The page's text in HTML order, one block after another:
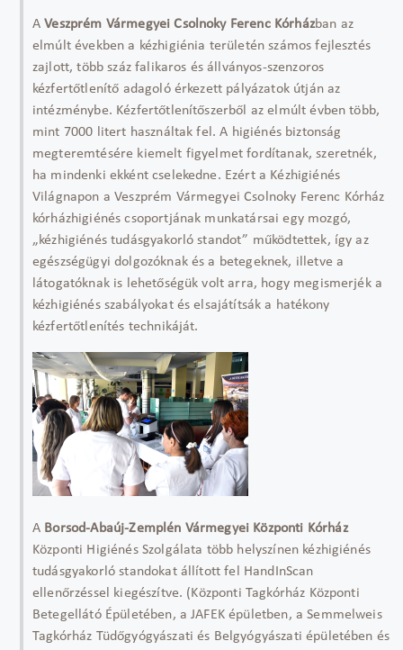
AVeszprém Vármegyei Csolnoky Ferenc Kórházban az
elmúlt években a kézhigiénia területén számos fejlesztés
zajlott, több száz falikaros és állványos-szenzoros
kézfertőtlenítő adagoló érkezett pályázatok útján az
intézménybe. Kézfertőtlenítőszerből az elmúlt évben több,
mint 7000 litert használtak fel. A higiénés biztonság
megteremtésére kiemelt figyelmet fordítanak, szeretnék,
ha mindenki ekként cselekedne. Ezért a Kézhigiénés
Világnapon a Veszprém Vármegyei Csolnoky Ferenc Kórház
kórházhigiénés csoportjának munkatársai egy mozgó,
„kézhigiénés tudásgyakorló standot” működtettek, így az
egészségügyi dolgozóknak és a betegeknek, illetve a
látogatóknak is lehetőségük volt arra, hogy megismerjék a
kézhigiénés szabályokat és elsajátítsák a hatékony
kézfertőtlenítés technikáját.
A Borsod-Abaúj-Zemplén Vármegyei Központi Kórház
Központi Higiénés Szolgálata több helyszínen kézhigiénés
tudásgyakorló standokat állított fel HandInScan
ellenőrzéssel kiegészítve. (Központi Tagkórház Központi
Betegellátó Épületében, a JAFEK épületben, a Semmelweis
Tagkórház Tüdőgyógyászati és Belgyógyászati épületében és